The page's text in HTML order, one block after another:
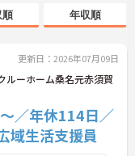
順 年収順
更新日：2026年07月09日
ルーホーム桑名元赤須賀
／年休114日／
域生活支援員